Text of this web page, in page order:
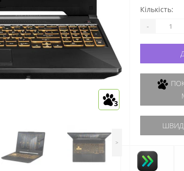
3
>
Кількість:
-